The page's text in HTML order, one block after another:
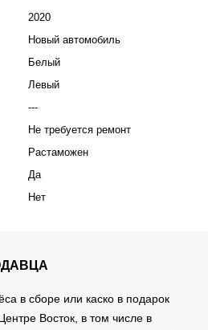
2020
Новый автомобиль
Белый
Левый
---
Не требуется ремонт
Растаможен
Да
Нет
в сборе или каско в подарок
Восток, в том числе в